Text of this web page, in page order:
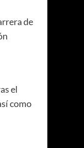
de
el
como